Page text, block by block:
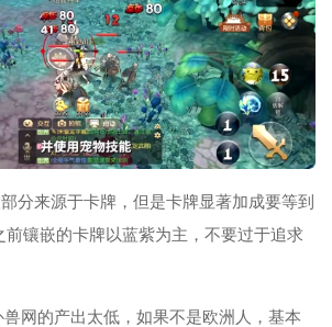
分来源于卡牌，但是卡牌显著加成要等到
前镶嵌的卡牌以蓝紫为主，不要过于追求
网的产出太低，如果不是欧洲人，基本